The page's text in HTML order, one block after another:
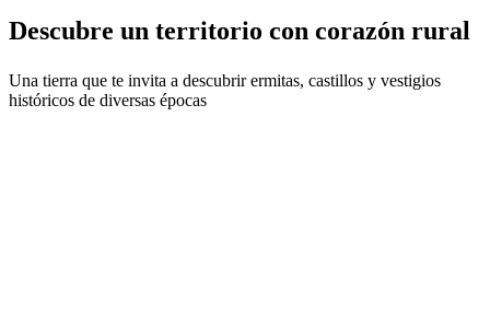
Descubre un territorio con corazón rural
Una tierra que te invita a descubrir ermitas, castillos y vestigios
históricos de diversas épocas